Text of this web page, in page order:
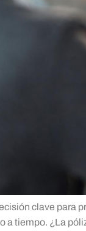
clave para
a tiempo. ¿La